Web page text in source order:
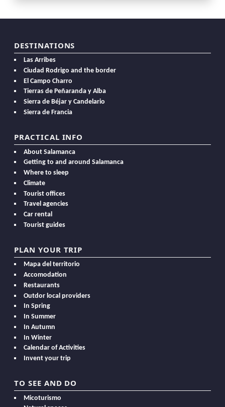
DESTINATIONS
Las Arribes
Ciudad Rodrigo and the border
El Campo Charro
Tierras de Peñaranda y Alba
Sierra de Béjar y Candelario
Sierra de Francia
PRACTICAL INFO
About Salamanca
Getting to and around Salamanca
Where to sleep
Climate
Tourist offices
Travel agencies
Car rental
Tourist guides
PLAN YOUR TRIP
Mapa del territorio
Accomodation
Restaurants
Outdor local providers
In Spring
In Summer
In Autumn
In Winter
Calendar of Activities
Invent your trip
TO SEE AND DO
Micoturismo